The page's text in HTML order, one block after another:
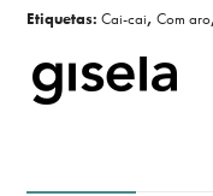
Etiquetas:Cai-cai,Com aro